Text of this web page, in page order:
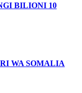
BILIONI 10
WA SOMALIA